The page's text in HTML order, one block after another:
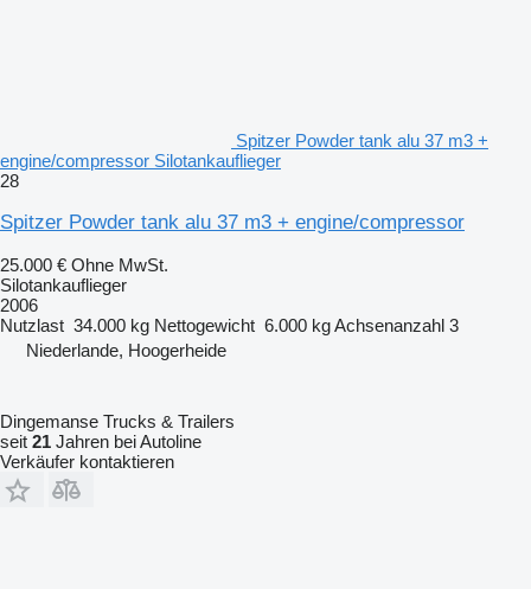
Spitzer Powder tank alu 37 m3 +
engine/compressor Silotankauflieger
28
Spitzer Powder tank alu 37 m3 + engine/compressor
25.000 € Ohne MwSt.
Silotankauflieger
2006
Nutzlast 34.000 kg Nettogewicht 6.000 kgAchsenanzahl 3
Niederlande, Hoogerheide
Dingemanse Trucks & Trailers
seit 21 Jahren bei Autoline
Verkäufer kontaktieren